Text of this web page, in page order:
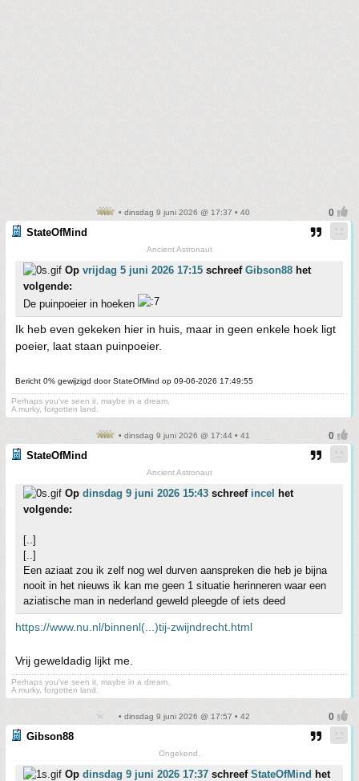
• dinsdag 9 juni 2026 @ 17:37 • 40
StateOfMind
Ancient Astronaut
Op vrijdag 5 juni 2026 17:15 schreef Gibson88 het
volgende:
De puinpoeier in hoeken
Ik heb even gekeken hier in huis, maar in geen enkele hoek ligt
poeier, laat staan puinpoeier.
Bericht 0% gewijzigd door StateOfMind op 09-06-2026 17:49:55
Perhaps you've seen it, maybe in a dream.
A murky, forgotten land.
• dinsdag 9 juni 2026 @ 17:44 • 41
StateOfMind
Ancient Astronaut
Op dinsdag 9 juni 2026 15:43 schreef incel
het
volgende:
[..]
[..]
Een aziaat zou ik zelf nog wel durven aanspreken die heb je bijna
nooit in het nieuws ik kan me geen 1 situatie herinneren waar een
aziatische man in nederland geweld pleegde of iets deed
https://www.nu.nl/binnenl(...)tij-zwijndrecht.html
Vrij geweldadig lijkt me.
Perhaps you've seen it, maybe in a dream.
A murky, forgotten land.
• dinsdag 9 juni 2026 @ 17:57 • 42
Gibson88
Ongekend.
Op dinsdag 9 juni 2026 17:37 schreef StateOfMind het